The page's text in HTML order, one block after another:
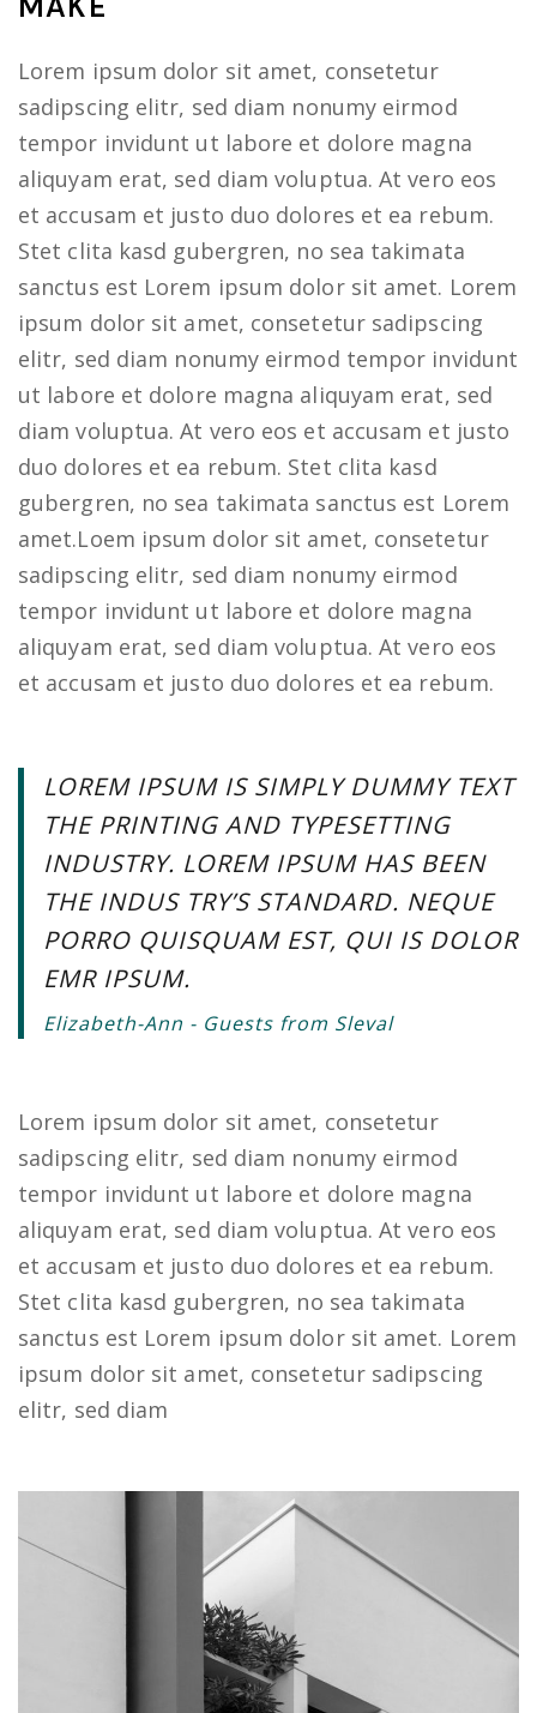
Lorem ipsum dolor sit amet, consetetur
sadipscing elitr, sed diam nonumy eirmod
tempor invidunt ut labore et dolore magna
aliquyam erat, sed diam voluptua. At vero eos
et accusam et justo duo dolores et ea rebum.
Stet clita kasd gubergren, no sea takimata
sanctus est Lorem ipsum dolor sit amet. Lorem
ipsum dolor sit amet, consetetur sadipscing
elitr, sed diam nonumy eirmod tempor invidunt
ut labore et dolore magna aliquyam erat, sed
diam voluptua. At vero eos et accusam et justo
duo dolores et ea rebum. Stet clita kasd
gubergren, no sea takimata sanctus est Lorem
amet.Loem ipsum dolor sit amet, consetetur
sadipscing elitr, sed diam nonumy eirmod
tempor invidunt ut labore et dolore magna
aliquyam erat, sed diam voluptua. At vero eos
et accusam et justo duo dolores et ea rebum.
LOREM IPSUM IS SIMPLY DUMMY TEXT
THE PRINTING AND TYPESETTING
INDUSTRY. LOREM IPSUM HAS BEEN
THE INDUS TRY’S STANDARD. NEQUE
PORRO QUISQUAM EST, QUI IS DOLOR
EMR IPSUM.
Elizabeth-Ann - Guests from Sleval
Lorem ipsum dolor sit amet, consetetur
sadipscing elitr, sed diam nonumy eirmod
tempor invidunt ut labore et dolore magna
aliquyam erat, sed diam voluptua. At vero eos
et accusam et justo duo dolores et ea rebum.
Stet clita kasd gubergren, no sea takimata
sanctus est Lorem ipsum dolor sit amet. Lorem
ipsum dolor sit amet, consetetur sadipscing
elitr, sed diam